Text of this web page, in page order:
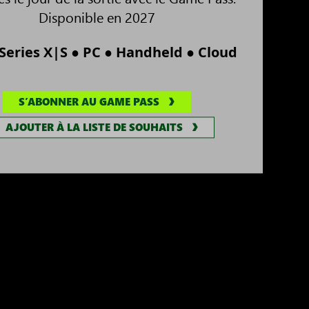
Disponible en 2027
X|S ● PC ● Handheld ● Cloud
S’ABONNER AU GAME PASS
AJOUTER À LA LISTE DE SOUHAITS